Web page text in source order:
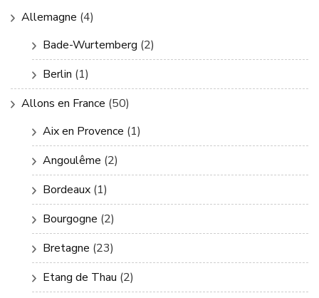
Allemagne (4)
Bade-Wurtemberg (2)
Berlin (1)
Allons en France (50)
Aix en Provence (1)
Angoulême (2)
Bordeaux (1)
Bourgogne (2)
Bretagne (23)
Etang de Thau (2)